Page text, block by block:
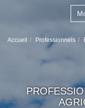
Accueil Professionnels